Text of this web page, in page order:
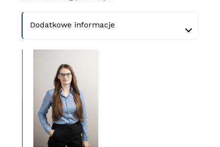
Dodatkowe informacje